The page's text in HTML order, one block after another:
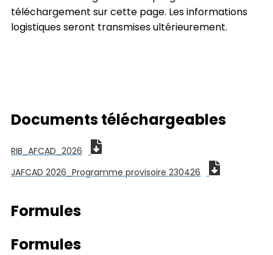
téléchargement sur cette page. Les informations
logistiques seront transmises ultérieurement.
Documents téléchargeables
RIB_AFCAD_2026
JAFCAD 2026_Programme provisoire 230426
Formules
Formules